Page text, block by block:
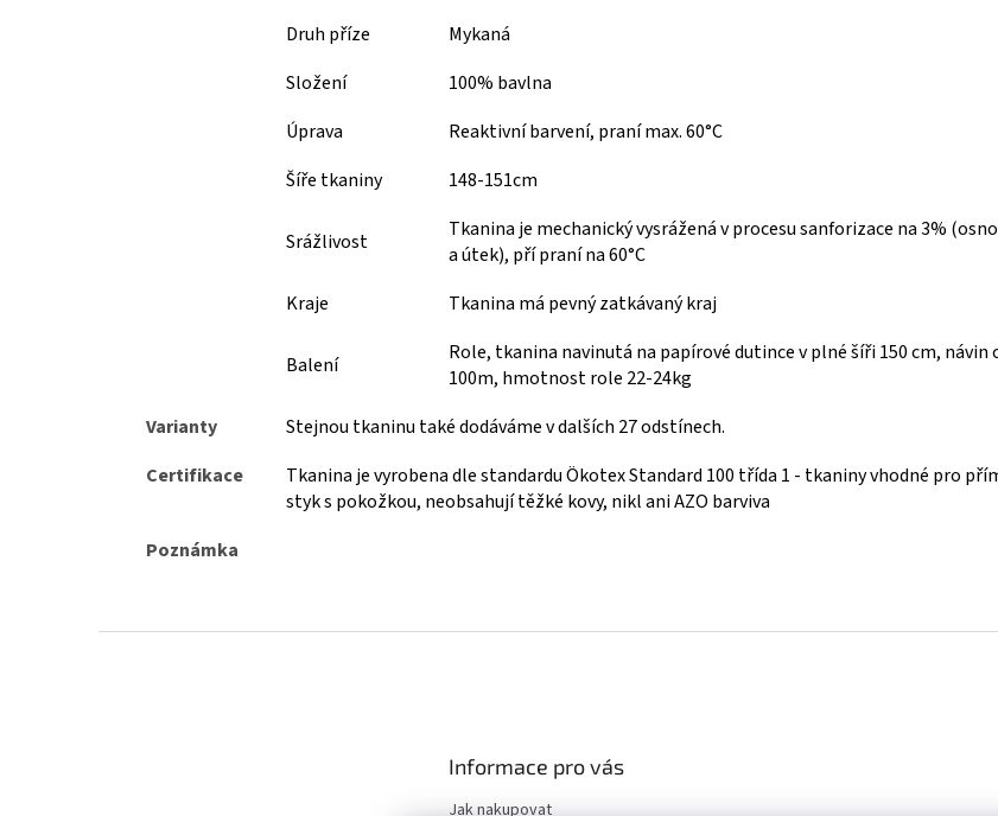
Druh příze
Mykaná
Složení
100% bavlna
Úprava
Reaktivní barvení, praní max. 60°C
Šíře tkaniny
148-151cm
Srážlivost
Tkanina je mechanický vysrážená v procesu sanforizace na 3%
a útek), pří praní na 60°C
Kraje
Tkanina má pevný zatkávaný kraj
Balení
Role, tkanina navinutá na papírové dutince v plné šíři 150 cm, návin
100m, hmotnost role 22-24kg
Varianty
Stejnou tkaninu také dodáváme v dalších 27 odstínech.
Certifikace
Tkanina je vyrobena dle standardu Ökotex Standard 100 třída 1 - tkaniny vhodné pro
styk s pokožkou, neobsahují těžké kovy, nikl ani AZO barviva
Poznámka
Informace pro vás
Jak nakupovat